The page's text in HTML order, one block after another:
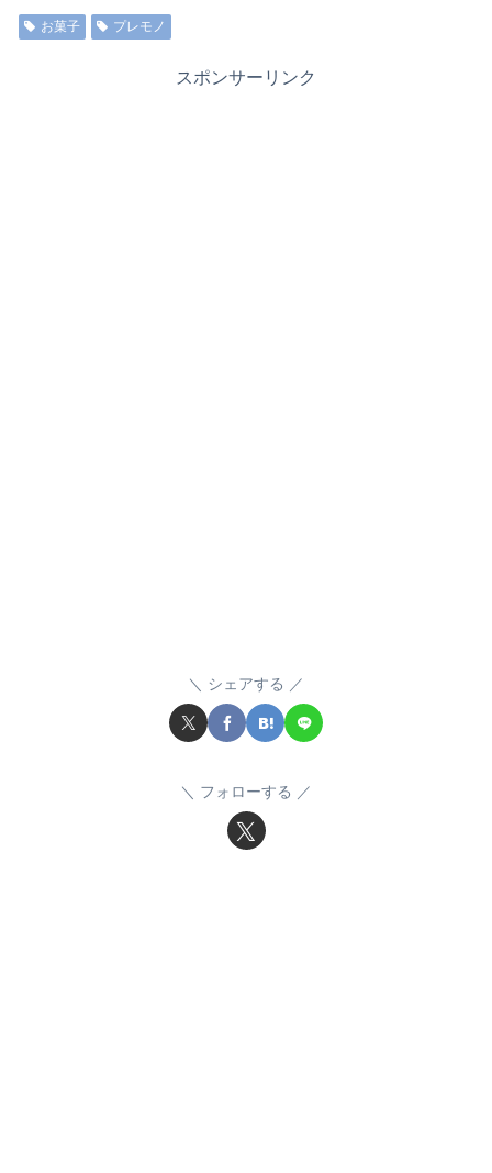
お菓子 プレモノ
スポンサーリンク
シェアする
フォローする